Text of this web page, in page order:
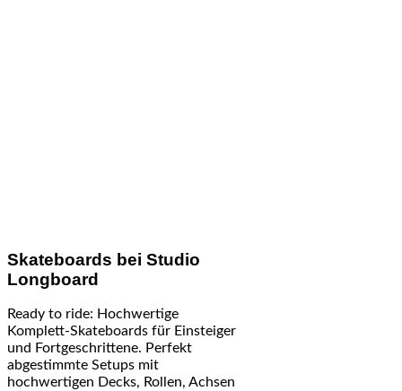
Skateboards bei Studio
Longboard
Ready to ride: Hochwertige
Komplett-Skateboards für Einsteiger
und Fortgeschrittene. Perfekt
abgestimmte Setups mit
hochwertigen Decks, Rollen, Achsen